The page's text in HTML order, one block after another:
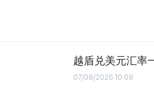
越盾兑美元汇率
07/08/2026 10:08